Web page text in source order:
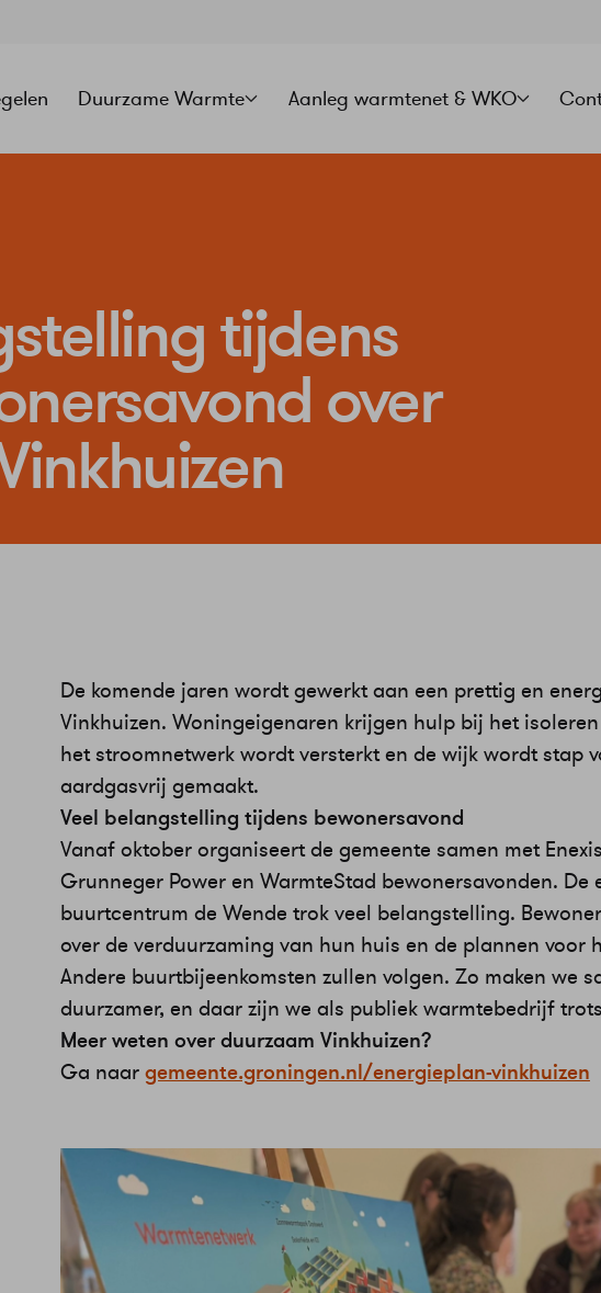
Duurzame Warmte Aanleg warmtenet & WKO
tijdens
over
De komende jaren wordt gewerkt aan een prettig en
Vinkhuizen. Woningeigenaren krijgen hulp bij het
het stroomnetwerk wordt versterkt en de wijk wordt stap
aardgasvrij gemaakt.
Veel belangstelling tijdens bewonersavond
Vanaf oktober organiseert de gemeente samen met
Grunneger Power en WarmteStad bewonersavonden. De
buurtcentrum de Wende trok veel belangstelling.
over de verduurzaming van hun huis en de plannen voor
Andere buurtbijeenkomsten zullen volgen. Zo maken we
duurzamer, en daar zijn we als publiek warmtebedrijf
Meer weten over duurzaam Vinkhuizen?
Ga naargemeente.groningen.nl/energieplan-vinkhuizen